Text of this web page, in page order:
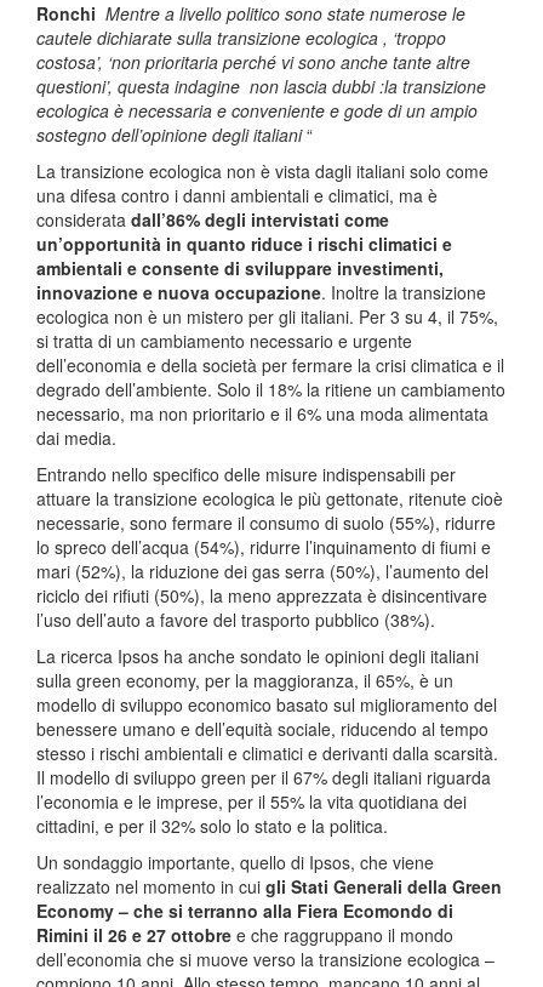
Ronchi Mentre a livello politico sono state numerose le
cautele dichiarate sulla transizione ecologica , ‘troppo
costosa’, ‘non prioritaria perché vi sono anche tante altre
questioni’, questa indagine non lascia dubbi :la transizione
ecologica è necessaria e conveniente e gode di un ampio
sostegno dell’opinione degli italiani“
La transizione ecologica non è vista dagli italiani solo come
una difesa contro i danni ambientali e climatici, ma è
considerata dall’86% degli intervistati come
un’opportunità in quanto riduce i rischi climatici e
ambientali e consente di sviluppare investimenti,
innovazione e nuova occupazione. Inoltre la transizione
ecologica non è un mistero per gli italiani. Per 3 su 4, il 75%,
si tratta di un cambiamento necessario e urgente
dell’economia e della società per fermare la crisi climatica e il
degrado dell’ambiente. Solo il 18% la ritiene un cambiamento
necessario, ma non prioritario e il 6% una moda alimentata
dai media.
Entrando nello specifico delle misure indispensabili per
attuare la transizione ecologica le più gettonate, ritenute cioè
necessarie, sono fermare il consumo di suolo (55%), ridurre
lo spreco dell’acqua (54%), ridurre l’inquinamento di fiumi e
mari (52%), la riduzione dei gas serra (50%), l’aumento del
riciclo dei rifiuti (50%), la meno apprezzata è disincentivare
l’uso dell’auto a favore del trasporto pubblico (38%).
La ricerca Ipsos ha anche sondato le opinioni degli italiani
sulla green economy, per la maggioranza, il 65%, è un
modello di sviluppo economico basato sul miglioramento del
benessere umano e dell’equità sociale, riducendo al tempo
stesso i rischi ambientali e climatici e derivanti dalla scarsità.
Il modello di sviluppo green per il 67% degli italiani riguarda
l’economia e le imprese, per il 55% la vita quotidiana dei
cittadini, e per il 32% solo lo stato e la politica.
Un sondaggio importante, quello di Ipsos, che viene
realizzato nel momento in cui gli Stati Generali della Green
Economy – che si terranno alla Fiera Ecomondo di
Rimini il 26 e 27 ottobre e che raggruppano il mondo
dell’economia che si muove verso la transizione ecologica –